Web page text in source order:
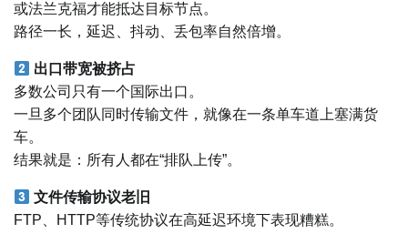
或法兰克福才能抵达目标节点。
路径一长，延迟、抖动、丢包率自然倍增。
出口带宽被挤占
多数公司只有一个国际出口。
一旦多个团队同时传输文件，就像在一条单车道上塞满货
车。
结果就是：所有人都在“排队上传”。
文件传输协议老旧
FTP、HTTP等传统协议在高延迟环境下表现糟糕。